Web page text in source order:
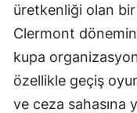
üretkenliği olan
Clermont
kupa
özellikle geçiş
ve ceza sahasına